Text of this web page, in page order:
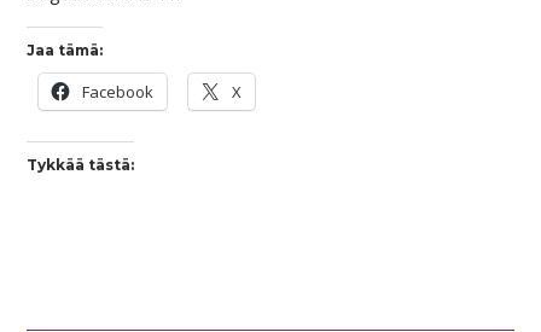
Jaa tämä:
Facebook X
Tykkää tästä: